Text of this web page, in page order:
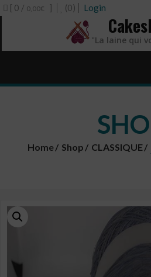
[ 0 / 0,00€ ] (0) Login
"La laine qui
Home Shop CLASSIQUE